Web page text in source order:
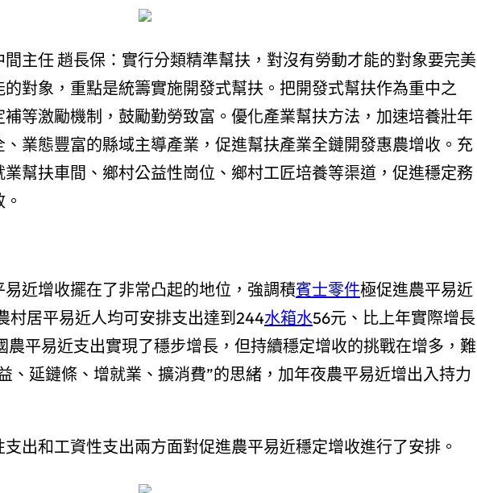
主任 趙長保：實行分類精準幫扶，對沒有勞動才能的對象要完美
對象，重點是統籌實施開發式幫扶。把開發式幫扶作為重中之
等激勵機制，鼓勵勤勞致富。優化產業幫扶方法，加速培養壯年
業態豐富的縣域主導產業，促進幫扶產業全鏈開發惠農增收。充
幫扶車間、鄉村公益性崗位、鄉村工匠培養等渠道，促進穩定務
近增收擺在了非常凸起的地位，強調積賓士零件極促進農平易近
村居平易近人均可安排支出達到244水箱水56元、比上年實際增長
農平易近支出實現了穩步增長，但持續穩定增收的挑戰在增多，難
、延鏈條、增就業、擴消費”的思緒，加年夜農平易近增出入持力
出和工資性支出兩方面對促進農平易近穩定增收進行了安排。